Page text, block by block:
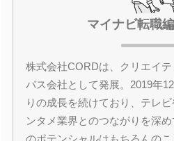
マイナビ転職
株式会社CORDは、クリエイ
バス会社として発展。2019年
りの成長を続けており、テレ
ンタメ業界とのつながりを深
のポテンシャルはもちろんの